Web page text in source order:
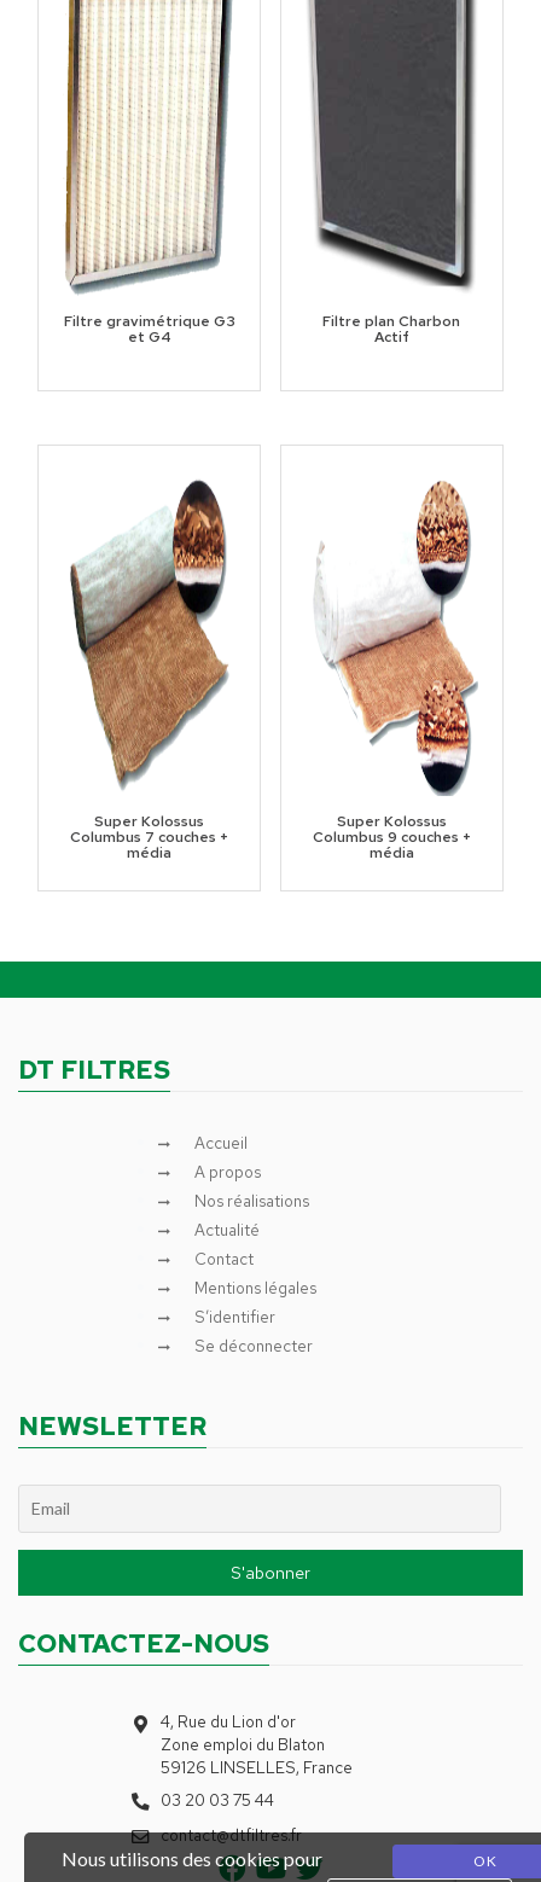
Filtre gravimétrique G3
et G4
Filtre plan Charbon
Actif
Super Kolossus
Columbus 7 couches +
média
Super Kolossus
Columbus 9 couches +
média
DT FILTRES
Accueil
A propos
Nos réalisations
Actualité
Contact
Mentions légales
S’identifier
Se déconnecter
NEWSLETTER
CONTACTEZ-NOUS
4, Rue du Lion d'or
Zone emploi du Blaton
59126 LINSELLES, France
03 20 03 75 44
contact@dtfiltres.fr
Nous utilisons des cookies pour
OK